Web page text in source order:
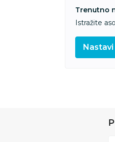
Trenutno
Istražite